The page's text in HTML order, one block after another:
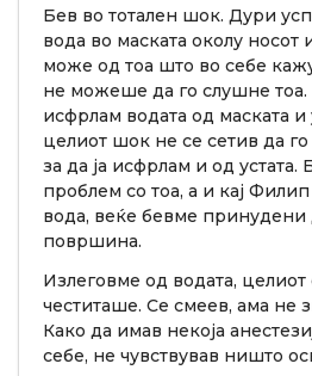
Бев во тотален шок. Дури
вода во маската околу носот
може од тоа што во себе
не можеше да го слушне тоа.
исфрлам водата од маската и
целиот шок не се сетив да
за да ја исфрлам и од устата.
проблем со тоа, а и кај Филип
вода, веќе бевме принудени
површина.
Излеговме од водата,
честиташе. Се смеев, ама не
Како да имав некоја
себе, не чувствував ништо